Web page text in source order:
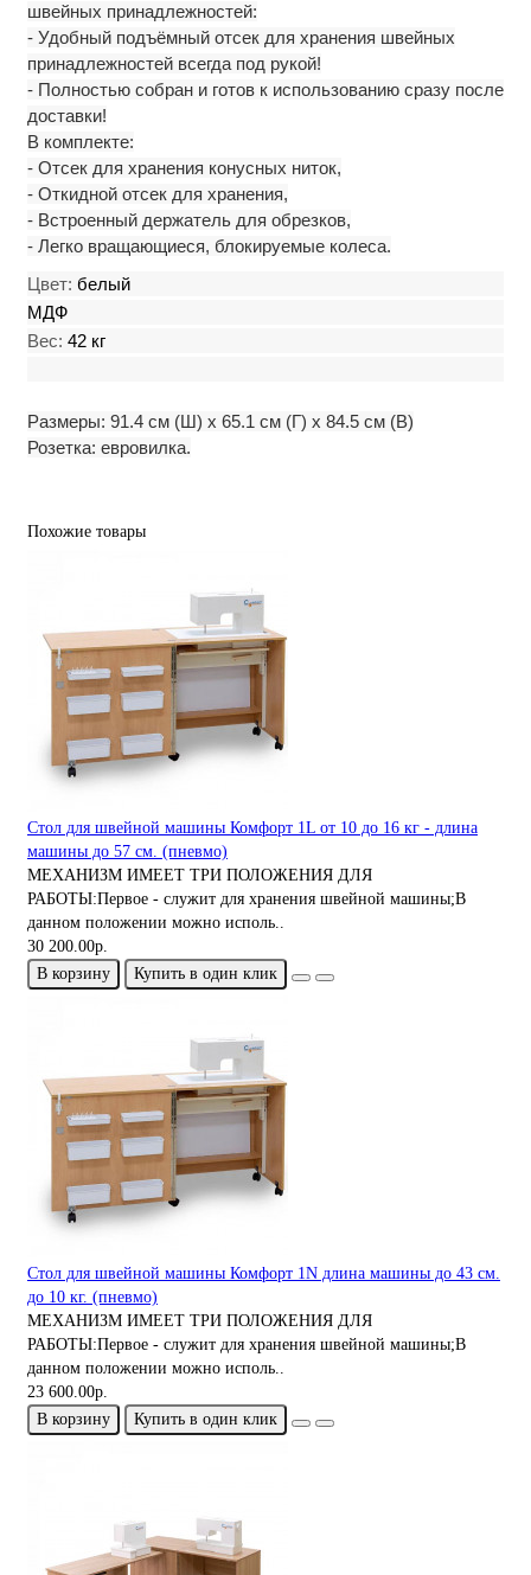
швейных принадлежностей:
- Удобный подъёмный отсек для хранения швейных
принадлежностей всегда под рукой!
- Полностью собран и готов к использованию сразу после
доставки!
В комплекте:
- Отсек для хранения конусных ниток,
- Откидной отсек для хранения,
- Встроенный держатель для обрезков,
- Легко вращающиеся, блокируемые колеса.
Цвет: белый
МДФ
Вес: 42 кг
Размеры: 91.4 см (Ш) x 65.1 см (Г) x 84.5 см (В)
Розетка: евровилка.
Похожие товары
Стол для швейной машины Комфорт 1L от 10 до 16 кг - длина
машины до 57 см. (пневмо)
МЕХАНИЗМ ИМЕЕТ ТРИ ПОЛОЖЕНИЯ ДЛЯ
РАБОТЫ:Первое - служит для хранения швейной машины;В
данном положении можно исполь..
30 200.00р.
В корзину
Купить в один клик
Стол для швейной машины Комфорт 1N длина машины до 43 см.
до 10 кг. (пневмо)
МЕХАНИЗМ ИМЕЕТ ТРИ ПОЛОЖЕНИЯ ДЛЯ
РАБОТЫ:Первое - служит для хранения швейной машины;В
данном положении можно исполь..
23 600.00р.
В корзину
Купить в один клик